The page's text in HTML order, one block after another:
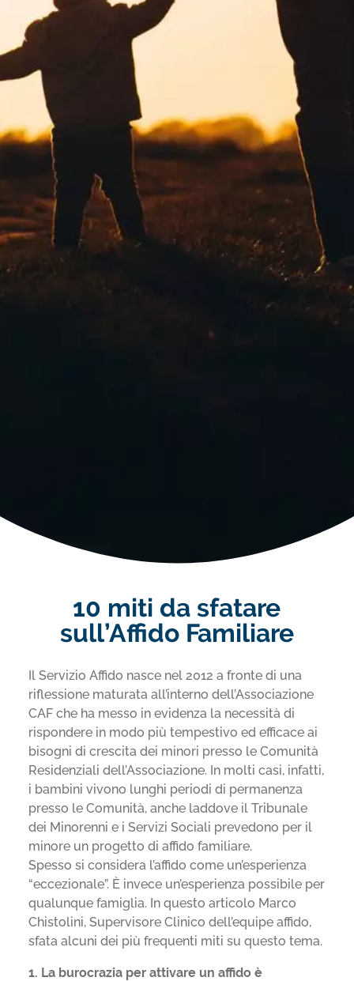
10 miti da sfatare
sull’Affido Familiare
Il Servizio Affido nasce nel 2012 a fronte di una
riflessione maturata all’interno dell’Associazione
CAF che ha messo in evidenza la necessità di
rispondere in modo più tempestivo ed efficace ai
bisogni di crescita dei minori presso le Comunità
Residenziali dell’Associazione. In molti casi, infatti,
i bambini vivono lunghi periodi di permanenza
presso le Comunità, anche laddove il Tribunale
dei Minorenni e i Servizi Sociali prevedono per il
minore un progetto di affido familiare.
Spesso si considera l’affido come un’esperienza
“eccezionale”. È invece un’esperienza possibile per
qualunque famiglia. In questo articolo Marco
Chistolini, Supervisore Clinico dell’equipe affido,
sfata alcuni dei più frequenti miti su questo tema.
1. La burocrazia per attivare un affido è